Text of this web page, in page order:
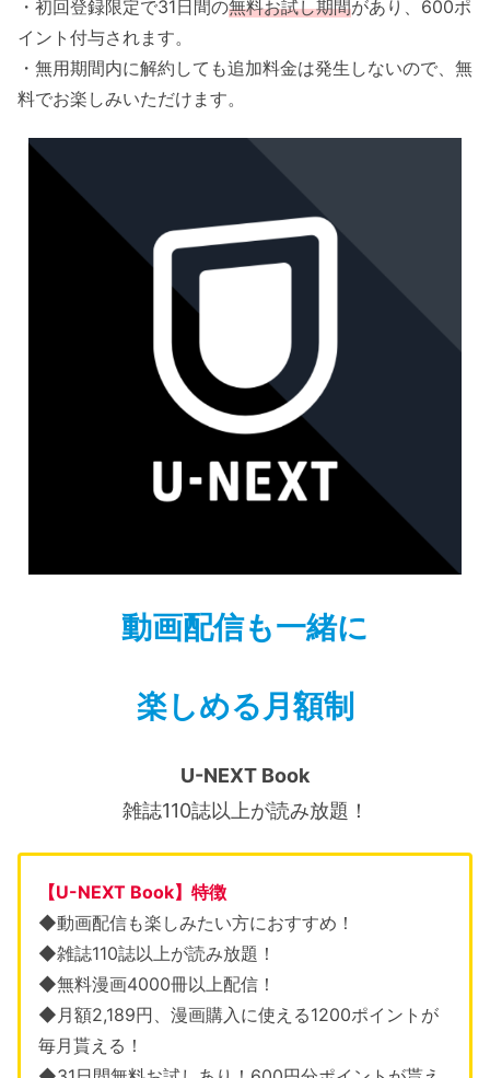
・初回登録限定で31日間の無料お試し期間があり、600ポ
イント付与されます。
・無用期間内に解約しても追加料金は発生しないので、無
料でお楽しみいただけます。
動画配信も一緒に
楽しめる月額制
U-NEXT Book
雑誌110誌以上が読み放題！
【U-NEXT Book】特徴
◆動画配信も楽しみたい方におすすめ！
◆雑誌110誌以上が読み放題！
◆無料漫画4000冊以上配信！
◆月額2,189円、漫画購入に使える1200ポイントが
毎月貰える！